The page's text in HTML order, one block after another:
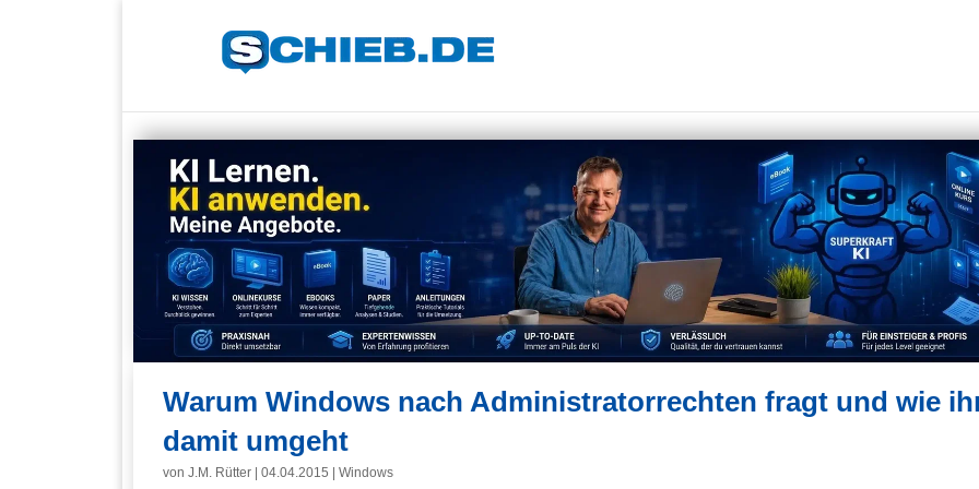
Warum Windows nach Administratorrechten fragt und wie
damit umgeht
von J.M. Rütter 04.04.2015 Windows